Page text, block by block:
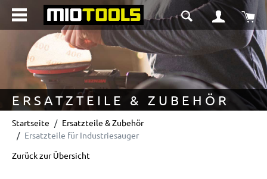
springen
ERSATZTEILE & ZUBEHÖR
Startseite
Ersatzteile & Zubehör
Ersatzteile für Industriesauger
Zurück zur Übersicht